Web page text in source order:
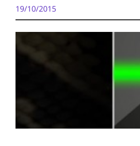
19/10/2015